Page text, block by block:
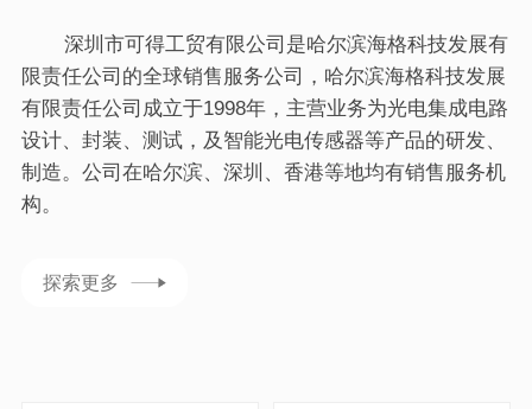
深圳市可得工贸有限公司是哈尔滨海格科技发展有
限责任公司的全球销售服务公司，哈尔滨海格科技发展
有限责任公司成立于1998年，主营业务为光电集成电路
设计、封装、测试，及智能光电传感器等产品的研发、
制造。公司在哈尔滨、深圳、香港等地均有销售服务机
构。
探索更多